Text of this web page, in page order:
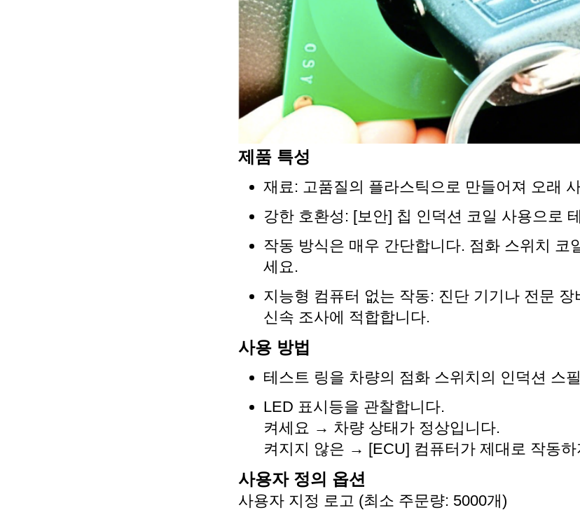
제품 특성
재료: 고품질의 플라스틱으로 만들어져 오래
강한 호환성: [보안] 칩 인덕션 코일 사용으로
작동 방식은 매우 간단합니다. 점화 스위치
세요.
지능형 컴퓨터 없는 작동: 진단 기기나 전문
신속 조사에 적합합니다.
사용 방법
테스트 링을 차량의 점화 스위치의 인덕션 스
LED 표시등을 관찰합니다.
켜세요 → 차량 상태가 정상입니다.
켜지지 않은 → [ECU] 컴퓨터가 제대로 작동
사용자 정의 옵션
사용자 지정 로고 (최소 주문량: 5000개)